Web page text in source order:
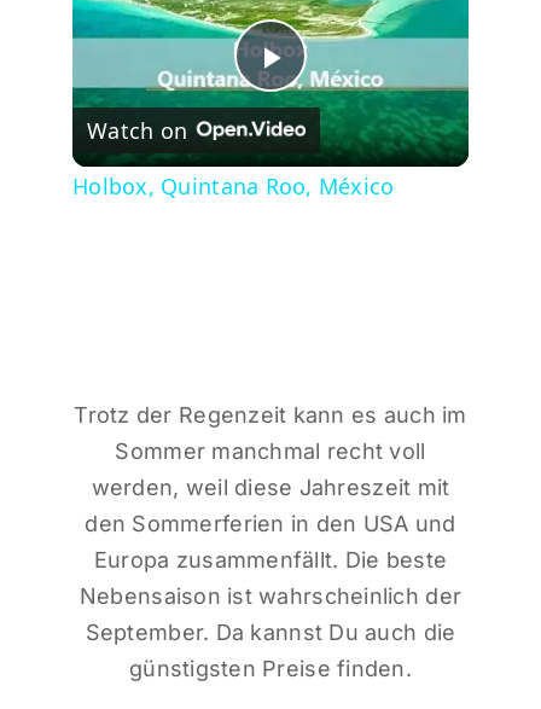
Play
Video
Watch on
Holbox, Quintana Roo, México
Trotz der Regenzeit kann es auch im
Sommer manchmal recht voll
werden, weil diese Jahreszeit mit
den Sommerferien in den USA und
Europa zusammenfällt. Die beste
Nebensaison ist wahrscheinlich der
September. Da kannst Du auch die
günstigsten Preise finden.